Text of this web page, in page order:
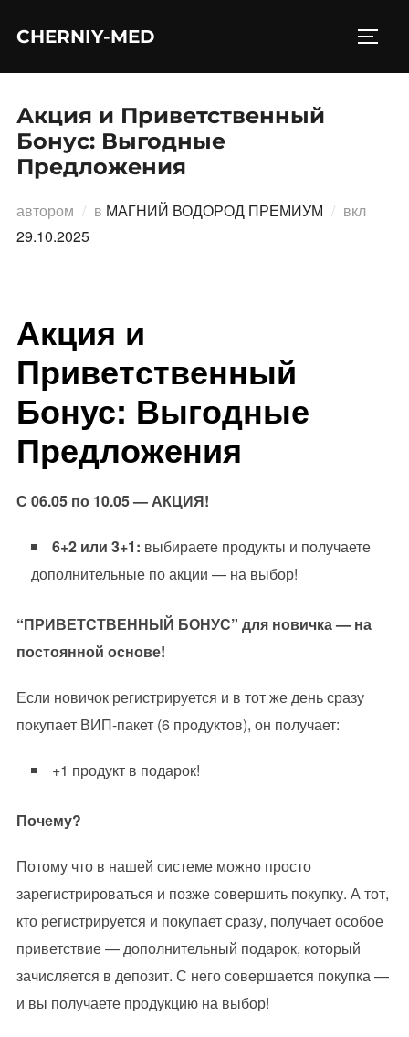
CHERNIY-MED
Акция и Приветственный
Бонус: Выгодные
Предложения
автором в МАГНИЙ ВОДОРОД ПРЕМИУМ вкл
29.10.2025
Акция и
Приветственный
Бонус: Выгодные
Предложения
С 06.05 по 10.05 — АКЦИЯ!
6+2 или 3+1: выбираете продукты и получаете
дополнительные по акции — на выбор!
“ПРИВЕТСТВЕННЫЙ БОНУС” для новичка — на
постоянной основе!
Если новичок регистрируется и в тот же день сразу
покупает ВИП-пакет (6 продуктов), он получает:
+1 продукт в подарок!
Почему?
Потому что в нашей системе можно просто
зарегистрироваться и позже совершить покупку. А тот,
кто регистрируется и покупает сразу, получает особое
приветствие — дополнительный подарок, который
зачисляется в депозит. С него совершается покупка —
и вы получаете продукцию на выбор!